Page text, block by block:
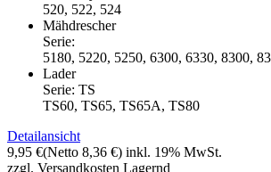
520, 522, 524
Mähdrescher
Serie:
5180, 5220, 5250, 6300, 6330, 8300,
Lader
Serie: TS
TS60, TS65, TS65A, TS80
Detailansicht
9,95 €(Netto 8,36 €) inkl. 19% MwSt.
zzgl. Versandkosten Lagernd